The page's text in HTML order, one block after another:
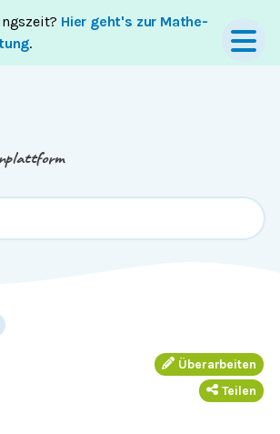
Hier geht's zur Mathe-
.
oderFooter
Überarbeiten
Teilen